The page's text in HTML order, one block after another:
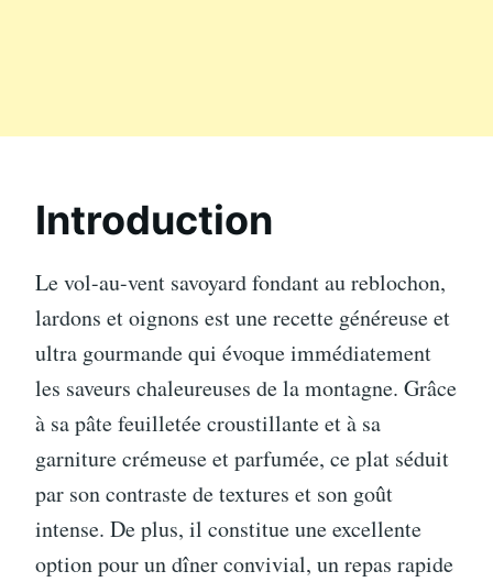
Introduction
Le vol-au-vent savoyard fondant au reblochon,
lardons et oignons est une recette généreuse et
ultra gourmande qui évoque immédiatement
les saveurs chaleureuses de la montagne. Grâce
à sa pâte feuilletée croustillante et à sa
garniture crémeuse et parfumée, ce plat séduit
par son contraste de textures et son goût
intense. De plus, il constitue une excellente
option pour un dîner convivial, un repas rapide